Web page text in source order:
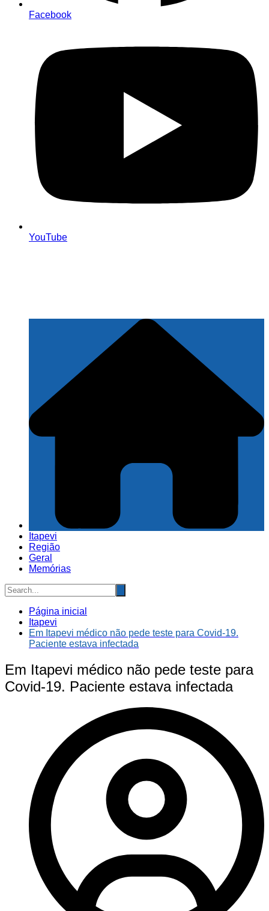
Facebook
YouTube
Itapevi
Região
Geral
Memórias
Página inicial
Itapevi
Em Itapevi médico não pede teste para Covid-19.
Paciente estava infectada
Em Itapevi médico não pede teste para
Covid-19. Paciente estava infectada